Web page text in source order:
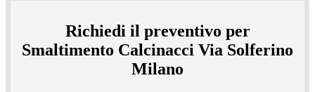
Richiedi il preventivo per
Smaltimento Calcinacci Via Solferino
Milano